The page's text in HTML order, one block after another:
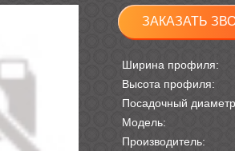
ЗАКАЗАТЬ
Ширина профиля:
Высота профиля:
Посадочный
Модель:
Производитель: